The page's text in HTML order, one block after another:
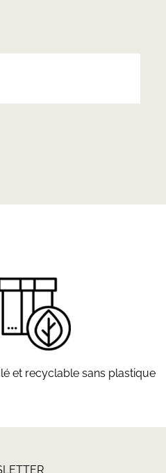
et recyclable sans plastique